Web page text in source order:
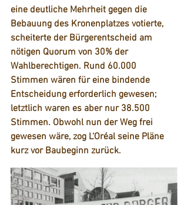
eine deutliche Mehrheit gegen die
Bebauung des Kronenplatzes votierte,
scheiterte der Bürgerentscheid am
nötigen Quorum von 30% der
Wahlberechtigen. Rund 60.000
Stimmen wären für eine bindende
Entscheidung erforderlich gewesen;
letztlich waren es aber nur 38.500
Stimmen. Obwohl nun der Weg frei
gewesen wäre, zog L‘Oréal seine Pläne
kurz vor Baubeginn zurück.